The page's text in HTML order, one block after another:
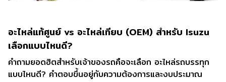
อะไหล่แท้ศูนย์ vs อะไหล่เทียบ (OEM) สำหรับ Isuzu
เลือกแบบไหนดี?
คำถามยอดฮิตสำหรับเจ้าของรถคือจะเลือก อะไหล่รถบรรทุก
แบบไหนดี? คำตอบขึ้นอยู่กับความต้องการและงบประมาณ